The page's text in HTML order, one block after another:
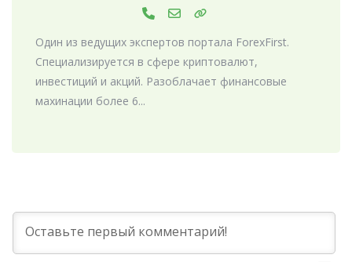
Один из ведущих экспертов портала ForexFirst.
Специализируется в сфере криптовалют,
инвестиций и акций. Разоблачает финансовые
махинации более 6...